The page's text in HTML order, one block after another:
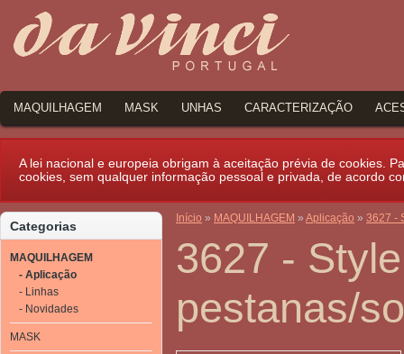
MAQUILHAGEM MASK UNHAS CARACTERIZAÇÃO
A lei nacional e europeia obrigam à aceitação prévia de cookies.
cookies, sem qualquer informação pessoal e privada, de acordo
Categorias
MAQUILHAGEM
- Aplicação
- Linhas
- Novidades
MASK
Início » MAQUILHAGEM » Aplicação » 3627 -
3627 -
pestanas/